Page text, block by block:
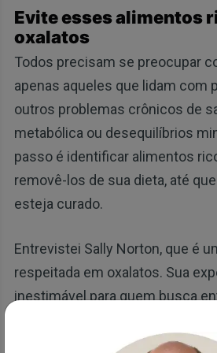
Evite esses alimentos
oxalatos
Todos precisam se preocupar
apenas aqueles que lidam com
outros problemas crônicos de
metabólica ou desequilíbrios
passo é identificar alimentos
removê-los de sua dieta, até
esteja curado.
Entrevistei Sally Norton, que é
respeitada em oxalatos. Sua
inestimável para quem busca
Em nossa discussão, ela
que são carregados de oxalatos.